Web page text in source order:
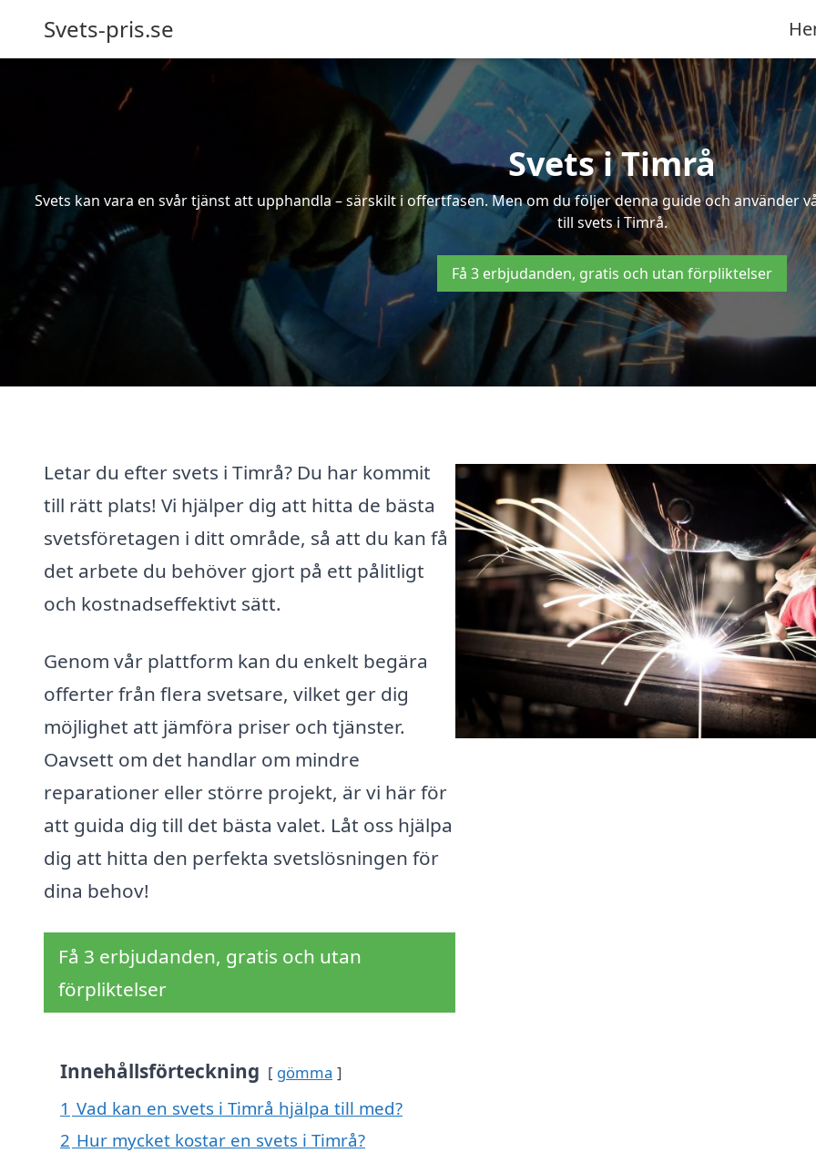
Svets-pris.se
Svets i Timrå
Svets kan vara en svår tjänst att upphandla – särskilt i offertfasen. Men om du följer denna guide och använder
till svets i Timrå.
Få 3 erbjudanden, gratis och utan förpliktelser
Letar du efter svets i Timrå? Du har kommit
till rätt plats! Vi hjälper dig att hitta de bästa
svetsföretagen i ditt område, så att du kan få
det arbete du behöver gjort på ett pålitligt
och kostnadseffektivt sätt.
Genom vår plattform kan du enkelt begära
offerter från flera svetsare, vilket ger dig
möjlighet att jämföra priser och tjänster.
Oavsett om det handlar om mindre
reparationer eller större projekt, är vi här för
att guida dig till det bästa valet. Låt oss hjälpa
dig att hitta den perfekta svetslösningen för
dina behov!
Få 3 erbjudanden, gratis och utan
förpliktelser
Innehållsförteckning gömma
1 Vad kan en svets i Timrå hjälpa till med?
2 Hur mycket kostar en svets i Timrå?